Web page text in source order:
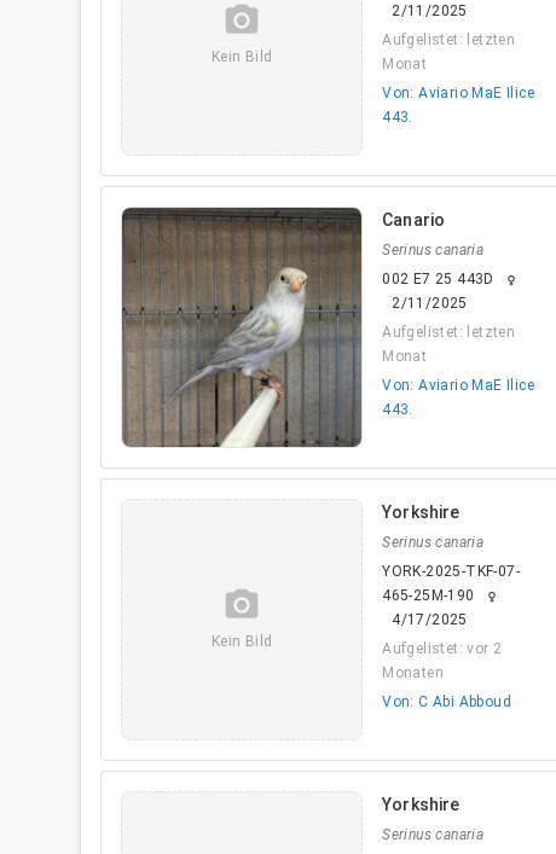
camera_alt
Kein Bild
2/11/2025
Aufgelistet: letzten
Monat
Von: Aviario MaE Ilice
443.
Canario
Serinus canaria
002 E7 25 443D
female
2/11/2025
Aufgelistet: letzten
Monat
Von: Aviario MaE Ilice
443.
camera_alt
Kein Bild
Yorkshire
Serinus canaria
YORK-2025-TKF-07-
465-25M-190
female
4/17/2025
Aufgelistet: vor 2
Monaten
Von: C Abi Abboud
Yorkshire
Serinus canaria